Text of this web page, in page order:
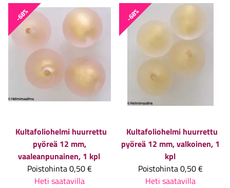
-68%
Kultafoliohelmi huurrettu
pyöreä 12 mm,
vaaleanpunainen, 1 kpl
Poistohinta0,50 €
Heti saatavilla
-68%
Kultafoliohelmi huurrettu
pyöreä 12 mm, valkoinen, 1
kpl
Poistohinta0,50 €
Heti saatavilla